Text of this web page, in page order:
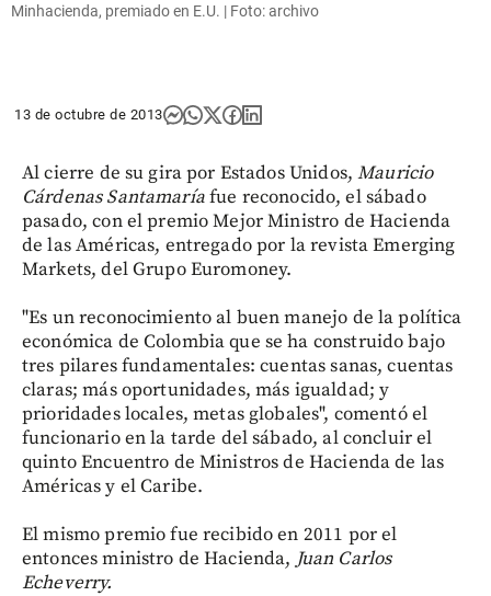
Minhacienda, premiado en E.U. | Foto: archivo
13 de octubre de 2013
Al cierre de su gira por Estados Unidos,Mauricio
Cárdenas Santamaríafue reconocido, el sábado
pasado, con el premio Mejor Ministro de Hacienda
de las Américas, entregado por la revista Emerging
Markets, del Grupo Euromoney.
"Es un reconocimiento al buen manejo de la política
económica de Colombia que se ha construido bajo
tres pilares fundamentales: cuentas sanas, cuentas
claras; más oportunidades, más igualdad; y
prioridades locales, metas globales", comentó el
funcionario en la tarde del sábado, al concluir el
quinto Encuentro de Ministros de Hacienda de las
Américas y el Caribe.
El mismo premio fue recibido en 2011 por el
entonces ministro de Hacienda, Juan Carlos
Echeverry.